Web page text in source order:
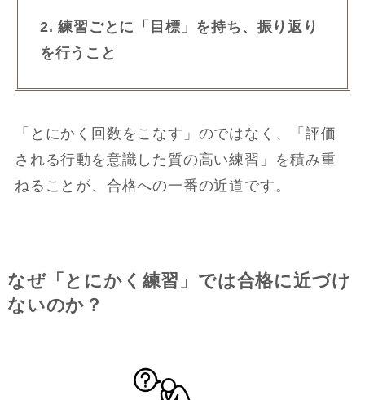
2. 練習ごとに「目標」を持ち、振り返り
を行うこと
「とにかく回数をこなす」のではなく、「評価
される行動を意識した質の高い練習」を積み重
ねることが、合格への一番の近道です。
なぜ「とにかく練習」では合格に近づけ
ないのか？